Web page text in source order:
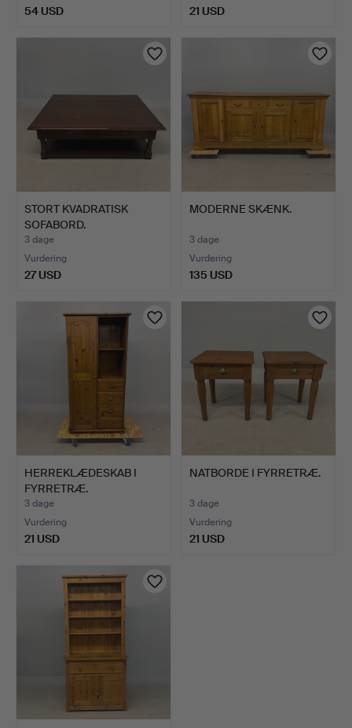
54 USD 21 USD
STORT KVADRATISK
SOFABORD.
3 dage
Vurdering
27 USD
MODERNE SKÆNK.
3 dage
Vurdering
135 USD
HERREKLÆDESKAB I
FYRRETRÆ.
3 dage
Vurdering
21 USD
NATBORDE I FYRRETRÆ.
3 dage
Vurdering
21 USD